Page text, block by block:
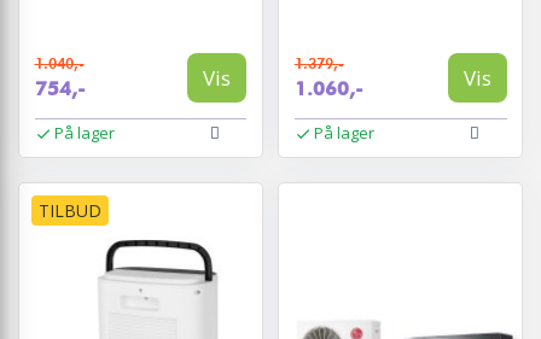
1.040,-
754,- Vis
På lager
1.379,-
1.060,- Vis
På lager
TILBUD